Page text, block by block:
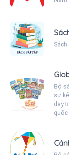
Bộ
sự
dạy
quốc